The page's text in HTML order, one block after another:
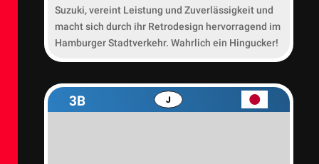
Suzuki, vereint Leistung und Zuverlässigkeit und
macht sich durch ihr Retrodesign hervorragend im
Hamburger Stadtverkehr. Wahrlich ein Hingucker!
3B J